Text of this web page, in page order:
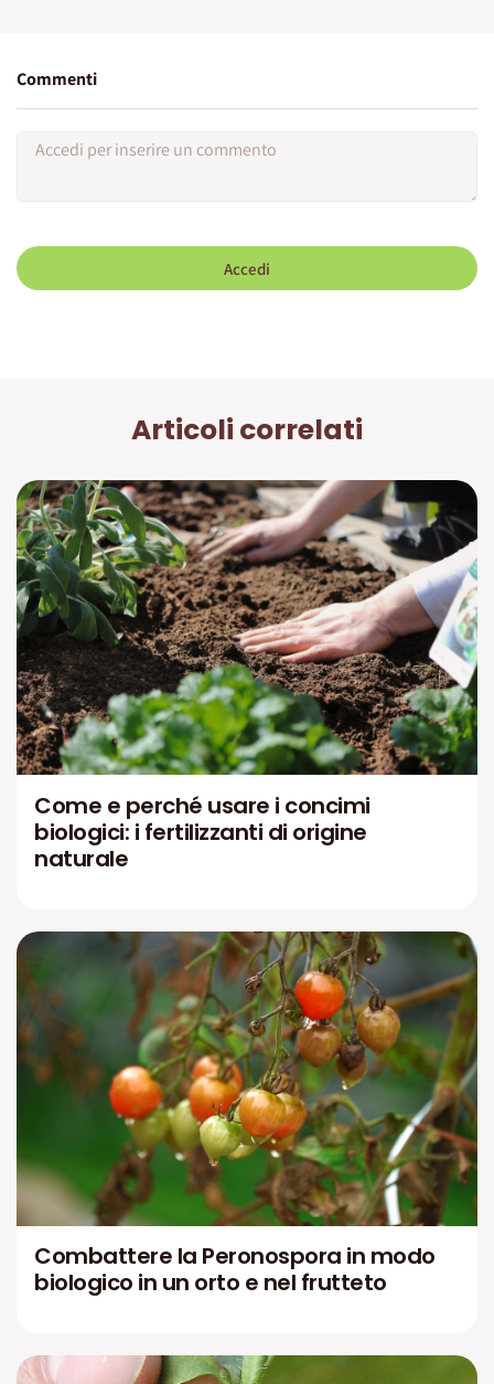
Commenti
Accedi
Articoli correlati
Come e perché usare i concimi
biologici: i fertilizzanti di origine
naturale
Combattere la Peronospora in modo
biologico in un orto e nel frutteto